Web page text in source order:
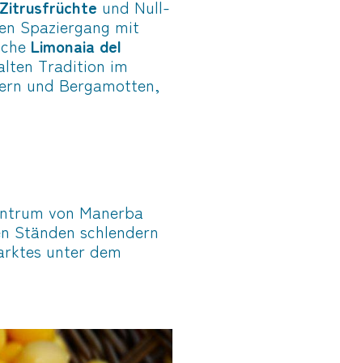
Zitrusfrüchte und Null-
Spaziergang mit
Limonaia del
Tradition im
und Bergamotten,
von Manerba
Ständen schlendern
unter dem